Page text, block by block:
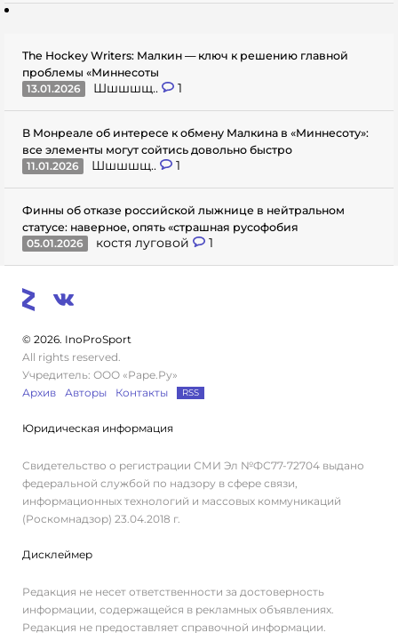
The Hockey Writers: Малкин — ключ к решению главной
проблемы «Миннесоты
13.01.2026
Шшшшщ.. 1
В Монреале об интересе к обмену Малкина в «Миннесоту»:
все элементы могут сойтись довольно быстро
11.01.2026
Шшшшщ.. 1
Финны об отказе российской лыжнице в нейтральном
статусе: наверное, опять «страшная русофобия
05.01.2026
костя луговой 1
© 2026. InoProSport
All rights reserved.
Учредитель: ООО «Раре.Ру»
Архив
Авторы Контакты RSS
Юридическая информация
Свидетельство о регистрации СМИ Эл №ФС77-72704 выдано
федеральной службой по надзору в сфере связи,
информационных технологий и массовых коммуникаций
(Роскомнадзор) 23.04.2018 г.
Дисклеймер
Редакция не несет ответственности за достоверность
информации, содержащейся в рекламных объявлениях.
Редакция не предоставляет справочной информации.